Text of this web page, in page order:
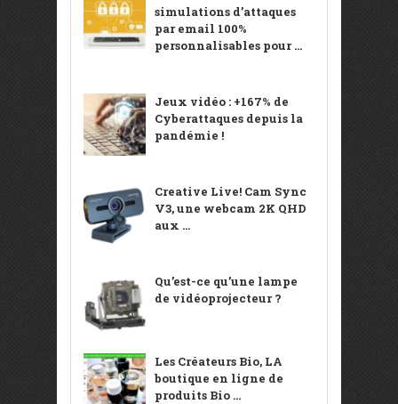
simulations d’attaques
par email 100%
personnalisables pour ...
Jeux vidéo : +167% de
Cyberattaques depuis la
pandémie !
Creative Live! Cam Sync
V3, une webcam 2K QHD
aux ...
Qu’est-ce qu’une lampe
de vidéoprojecteur ?
Les Créateurs Bio, LA
boutique en ligne de
produits Bio ...